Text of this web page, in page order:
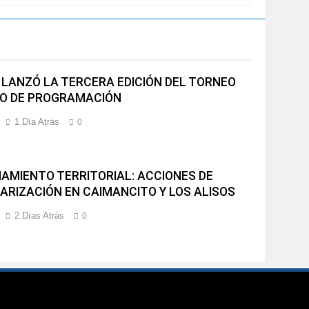
LA TERCERA EDICIÓN DEL TORNEO
DE PROGRAMACIÓN
1 Día Atrás 0
TERRITORIAL: ACCIONES DE
EN CAIMANCITO Y LOS ALISOS
2 Días Atrás 0